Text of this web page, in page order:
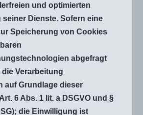
und optimierten
seiner Dienste. Sofern eine
Speicherung von Cookies
abgefragt
Verarbeitung
auf Grundlage dieser
6 Abs. 1 lit. a DSGVO und §
die Einwilligung ist